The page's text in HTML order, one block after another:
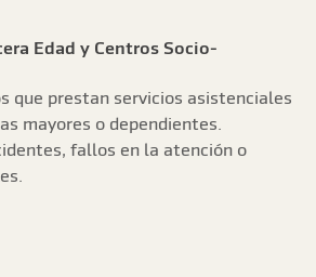
Edad y Centros Socio-
que prestan servicios asistenciales
mayores o dependientes.
fallos en la atención o